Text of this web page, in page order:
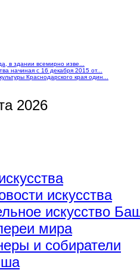
в здании всемирно изве...
начиная с 16 декабря 2015 от...
Краснодарского края один...
2026
искусства
искусство
мира
и собиратели